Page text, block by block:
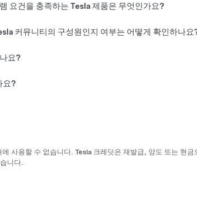
링크는 더 이상 활성화되지 않습니다. 아직 만료되지
요건을 충족하는 Tesla 제품은 무엇인가요?
하는 Tesla 제품을 현재 소유하고 있거나 이전에 소
커뮤니티의 구성원인지 여부는 어떻게 확인하나요
요?
시 발생한 미납 잔액을 결제할 때 쓸 수 있습니다.
요?
을 확인할 수 있습니다.
드에서 만료일을 확인할 수 있습니다.
사용할 수 없습니다. Tesla 크레딧은 재발급, 양도 또는 현금
니다.